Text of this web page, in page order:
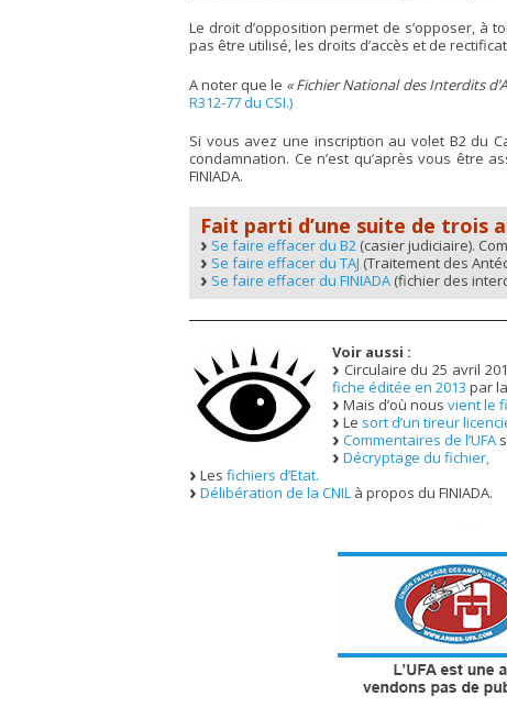
Le droit d’opposition permet de s’opposer, à
pas être utilisé, les droits d’accès et de
A noter que le « Fichier National des Interdits
R312-77 du CSI.)
Si vous avez une inscription au volet B2 du
condamnation. Ce n’est qu’après vous être
FINIADA.
Fait parti d’une suite de trois
Se faire effacer du B2(casier judiciaire).
Se faire effacer du TAJ (Traitement des
Se faire effacer du FINIADA(fichier des
Voir aussi :
Circulaire du 25 avril
fiche éditée en 2013 par la
Mais d’où nous vient le
Le sort d’un tireur
Commentaires de l’UFA
Décryptage du fichier,
Les fichiers d’Etat.
Délibération de la CNIL à propos du FINIADA.